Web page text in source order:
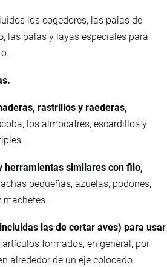
los cogedores, las palas de
las palas y layas especiales para
rastrillos y raederas,
los almocafres, escardillos y
herramientas similares con filo,
pequeñas, azuelas, podones,
machetes.
las de cortar aves) para usar
artículos formados, en general, por
alrededor de un eje colocado